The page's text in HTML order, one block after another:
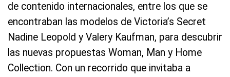
de contenido internacionales, entre los que se
encontraban las modelos de Victoria’s Secret
Nadine Leopold y Valery Kaufman, para descubrir
las nuevas propuestas Woman, Man y Home
Collection. Con un recorrido que invitaba a